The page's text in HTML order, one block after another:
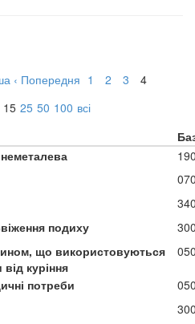
‹ Попередня 1 2 3
4
15 25 50 100 всі
подиху
що використовуються
куріння
потреби